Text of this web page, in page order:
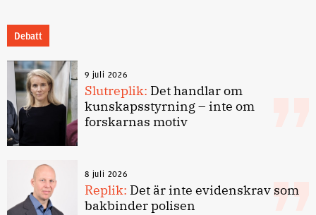
Debatt
9 juli 2026
Slutreplik: Det handlar om
kunskapsstyrning – inte om
forskarnas motiv
8 juli 2026
Replik: Det är inte evidenskrav som
bakbinder polisen